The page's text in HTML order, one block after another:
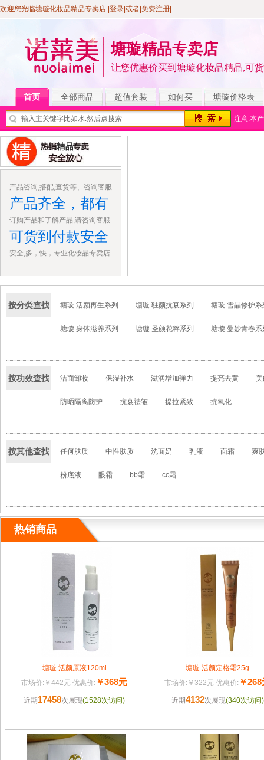
欢迎您光临塘璇化妆品精品专卖店 |登录 |或者| 免费注册
塘璇精品专卖店
让您优惠价买到塘璇化妆品精品,可
首页 全部商品 超值套装 如何买 塘璇价格表
注意:本
产品咨询,搭配,查货等、咨询客服
产品齐全，都有
订购产品和了解产品,请咨询客服
可货到付款安全
安全,多，快，专业化妆品专卖店
按分类查找 塘璇 活颜再生系列 塘璇 驻颜抗衰系列 塘璇 雪晶修护系
塘璇 身体滋养系列 塘璇 圣颜花粹系列 塘璇 曼妙青春系
按功效查找 洁面卸妆 保湿补水 滋润增加弹力 提亮去黄
防晒隔离防护 抗衰祛皱 提拉紧致 抗氧化
按其他查找 任何肤质 中性肤质 洗面奶 乳液 面霜 爽
粉底液 眼霜 bb霜 cc霜
热销商品
塘璇 活颜原液120ml
市场价:￥442元 优惠价: ￥368元
近期 17458次展现(1528次访问)
塘璇 活颜定格霜25g
市场价:￥322元 优惠价: ￥268
近期4132次展现(340次访问)